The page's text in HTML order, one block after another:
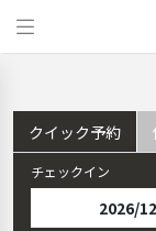
クイック予約
チェックイン